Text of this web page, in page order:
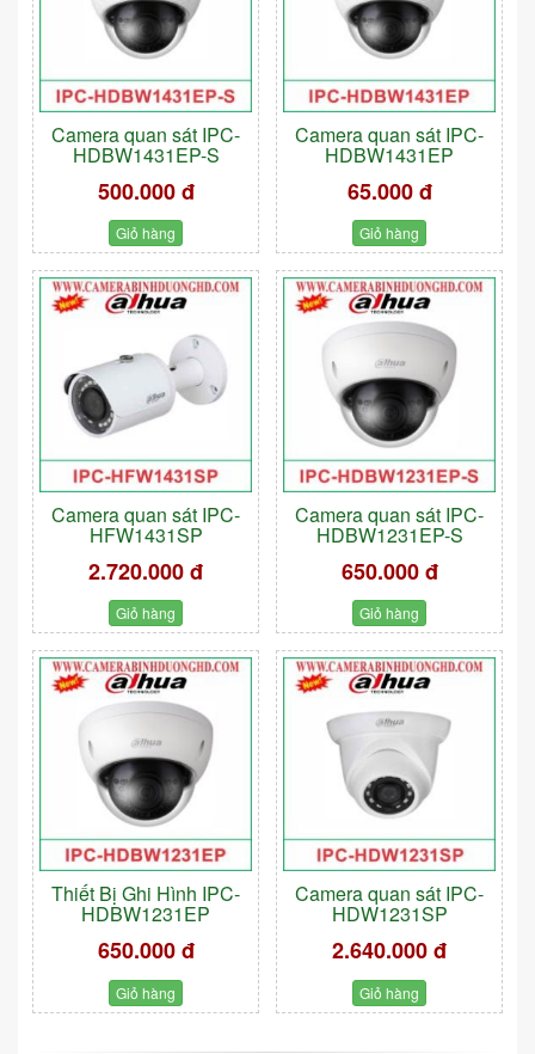
Camera quan sát IPC-
HDBW1431EP-S
500.000 đ
Giỏ hàng
Camera quan sát IPC-
HDBW1431EP
65.000 đ
Giỏ hàng
Camera quan sát IPC-
HFW1431SP
2.720.000 đ
Giỏ hàng
Camera quan sát IPC-
HDBW1231EP-S
650.000 đ
Giỏ hàng
Thiết Bị Ghi Hình IPC-
HDBW1231EP
650.000 đ
Giỏ hàng
Camera quan sát IPC-
HDW1231SP
2.640.000 đ
Giỏ hàng